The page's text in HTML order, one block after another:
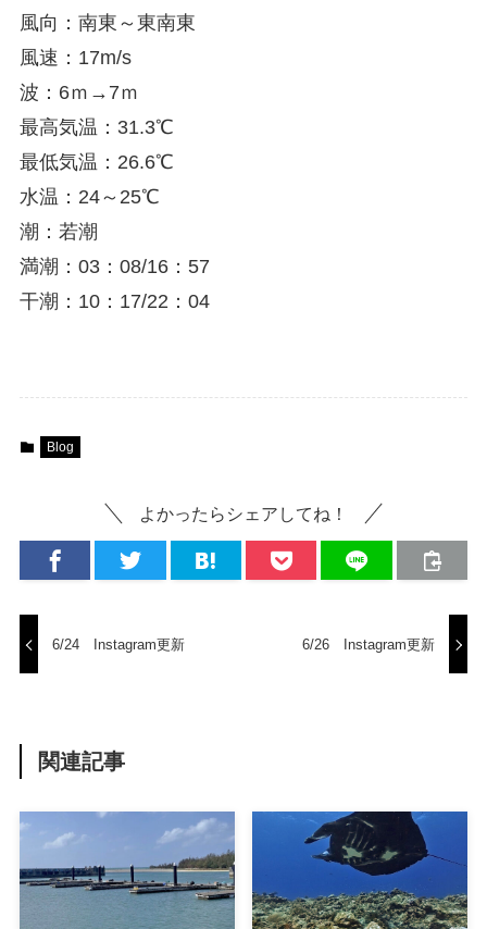
風向：南東～東南東
風速：17m/s
波：6ｍ→7ｍ
最高気温：31.3℃
最低気温：26.6℃
水温：24～25℃
潮：若潮
満潮：03：08/16：57
干潮：10：17/22：04
Blog
よかったらシェアしてね！
6/24 Instagram更新 6/26 Instagram更新
関連記事